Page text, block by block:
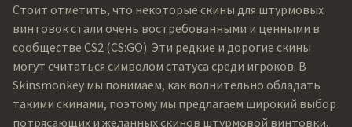
Стоит отметить, что некоторые скины для штурмовых
винтовок стали очень востребованными и ценными в
сообществе CS2 (CS:GO). Эти редкие и дорогие скины
могут считаться символом статуса среди игроков. В
Skinsmonkey мы понимаем, как волнительно обладать
такими скинами, поэтому мы предлагаем широкий выбор
потрясающих и желанных скинов штурмовой винтовки.